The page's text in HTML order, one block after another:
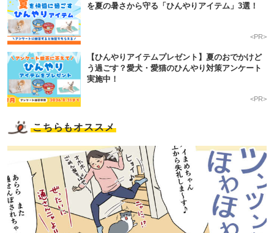
を夏の暑さから守る「ひんやりアイテム」3選！
<PR>
【ひんやりアイテムプレゼント】夏のおでかけど
う過ごす？愛犬・愛猫のひんやり対策アンケート
実施中！
<PR>
こちらもオススメ